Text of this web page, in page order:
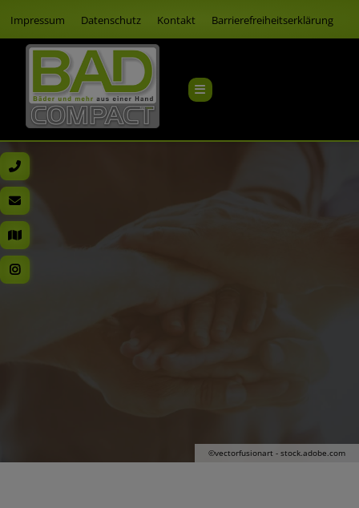
Impressum Datenschutz Kontakt Barrierefreiheitserklärung
©vectorfusionart - stock.adobe.com